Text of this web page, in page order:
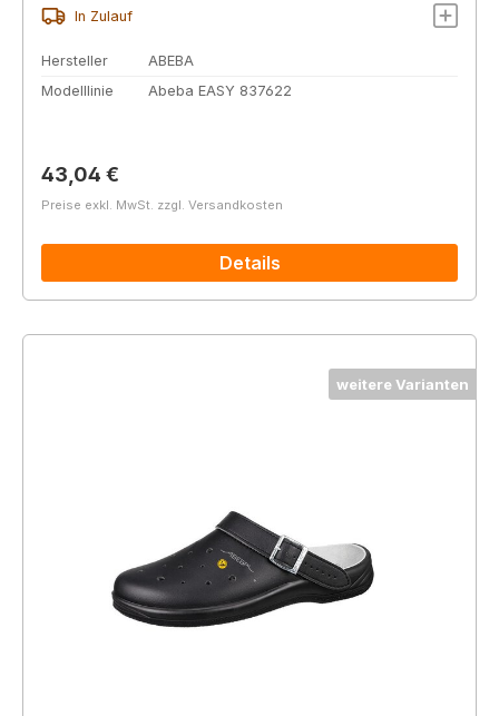
In Zulauf
Hersteller
ABEBA
Modelllinie
Abeba EASY 837622
Regulärer Preis:
43,04 €
Preise exkl. MwSt. zzgl. Versandkosten
Details
weitere Varianten